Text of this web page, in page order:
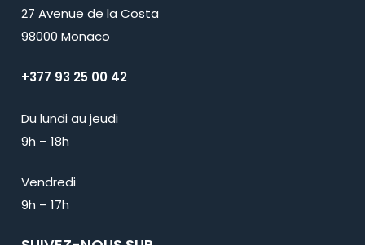
27 Avenue de la Costa
98000 Monaco
+377 93 25 00 42
Du lundi au jeudi
9h – 18h
Vendredi
9h – 17h